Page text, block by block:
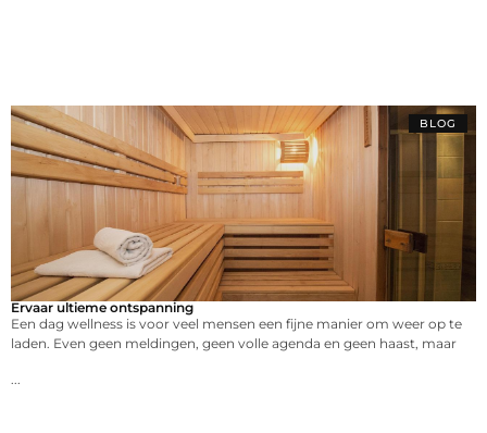
BLOG
Ervaar ultieme ontspanning
Een dag wellness is voor veel mensen een fijne manier om weer op te
laden. Even geen meldingen, geen volle agenda en geen haast, maar